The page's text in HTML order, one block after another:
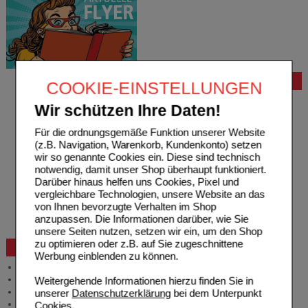
COOKIE-EINSTELLUNGEN
Wir schützen Ihre Daten!
Für die ordnungsgemäße Funktion unserer Website
(z.B. Navigation, Warenkorb, Kundenkonto) setzen
wir so genannte Cookies ein. Diese sind technisch
notwendig, damit unser Shop überhaupt funktioniert.
Darüber hinaus helfen uns Cookies, Pixel und
vergleichbare Technologien, unsere Website an das
von Ihnen bevorzugte Verhalten im Shop
anzupassen. Die Informationen darüber, wie Sie
unsere Seiten nutzen, setzen wir ein, um den Shop
zu optimieren oder z.B. auf Sie zugeschnittene
Werbung einblenden zu können.
Weitergehende Informationen hierzu finden Sie in
unserer Datenschutzerklärungbei dem Unterpunkt
Cookies.
Bestellung
Hilfe zum Bestellvorgang
Rezepte einlösen
Freiumschläge anfordern
Freiumschläge downloaden
Auslandsbestellung
Reklamation
Widerrufsformular
Problembehebung
Bestellschein
Beratung und Service
Produktberatung
Meldung Arzneimittelrisiken
Zuzahlungsfreie Arzneien